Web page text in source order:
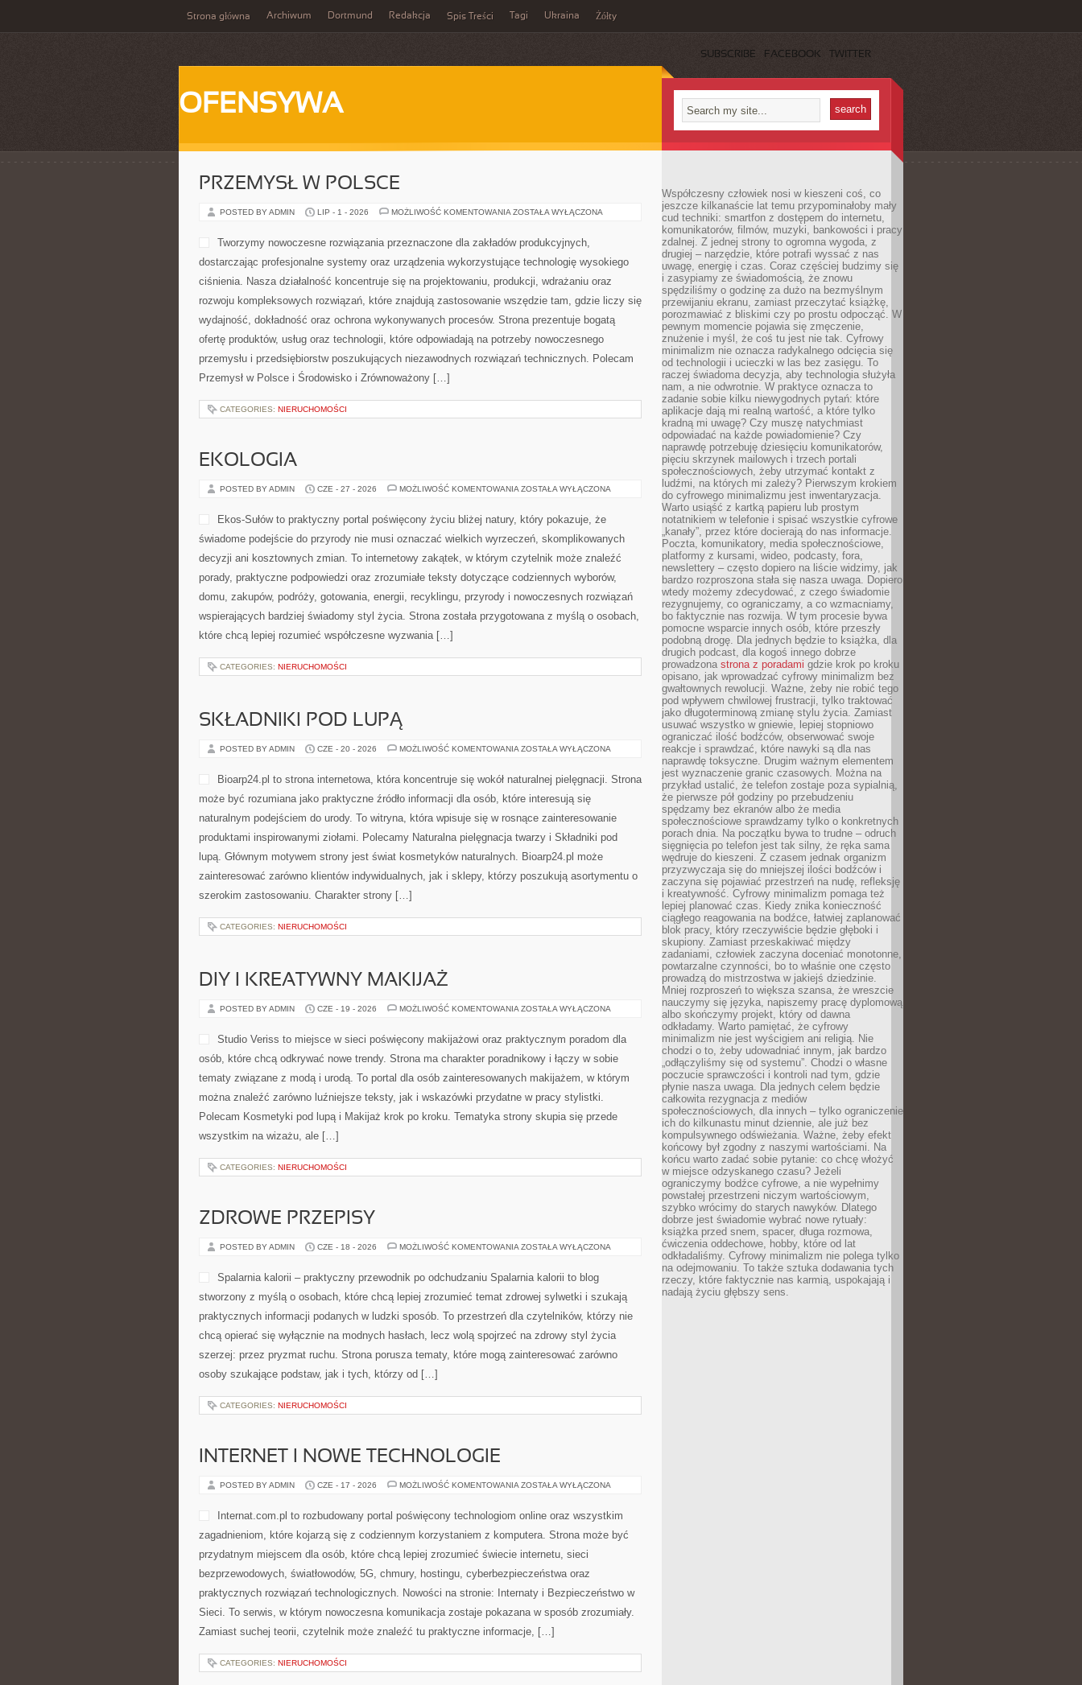
Strona główna Archiwum Dortmund Redakcja Spis Treści Tagi Ukraina Żółty
SUBSCRIBE FACEBOOK TWITTER
OFENSYWA
PRZEMYSŁ W POLSCE
POSTED BY ADMIN LIP - 1 - 2026 MOŻLIWOŚĆ KOMENTOWANIA PRZEMYSŁ
ZOSTAŁA WYŁĄCZONA
Tworzymy nowoczesne rozwiązania przeznaczone dla zakładów produkcyjnych,
dostarczając profesjonalne systemy oraz urządzenia wykorzystujące technologię wysokiego
ciśnienia. Nasza działalność koncentruje się na projektowaniu, produkcji, wdrażaniu oraz
rozwoju kompleksowych rozwiązań, które znajdują zastosowanie wszędzie tam, gdzie liczy się
wydajność, dokładność oraz ochrona wykonywanych procesów. Strona prezentuje bogatą
ofertę produktów, usług oraz technologii, które odpowiadają na potrzeby nowoczesnego
przemysłu i przedsiębiorstw poszukujących niezawodnych rozwiązań technicznych. Polecam
Przemysł w Polsce i Środowisko i Zrównoważony […]
CATEGORIES: NIERUCHOMOŚCI
EKOLOGIA
POSTED BY ADMIN CZE - 27 - 2026 MOŻLIWOŚĆ KOMENTOWANIA EKOLOGIA
ZOSTAŁA WYŁĄCZONA
Ekos-Sułów to praktyczny portal poświęcony życiu bliżej natury, który pokazuje, że
świadome podejście do przyrody nie musi oznaczać wielkich wyrzeczeń, skomplikowanych
decyzji ani kosztownych zmian. To internetowy zakątek, w którym czytelnik może znaleźć
porady, praktyczne podpowiedzi oraz zrozumiałe teksty dotyczące codziennych wyborów,
domu, zakupów, podróży, gotowania, energii, recyklingu, przyrody i nowoczesnych rozwiązań
wspierających bardziej świadomy styl życia. Strona została przygotowana z myślą o osobach,
które chcą lepiej rozumieć współczesne wyzwania […]
CATEGORIES: NIERUCHOMOŚCI
SKŁADNIKI POD LUPĄ
POSTED BY ADMIN CZE - 20 - 2026 MOŻLIWOŚĆ KOMENTOWANIA SKŁADNIKI
ZOSTAŁA WYŁĄCZONA
Bioarp24.pl to strona internetowa, która koncentruje się wokół naturalnej pielęgnacji. Strona
może być rozumiana jako praktyczne źródło informacji dla osób, które interesują się
naturalnym podejściem do urody. To witryna, która wpisuje się w rosnące zainteresowanie
produktami inspirowanymi ziołami. Polecamy Naturalna pielęgnacja twarzy i Składniki pod
lupą. Głównym motywem strony jest świat kosmetyków naturalnych. Bioarp24.pl może
zainteresować zarówno klientów indywidualnych, jak i sklepy, którzy poszukują asortymentu o
szerokim zastosowaniu. Charakter strony […]
CATEGORIES: NIERUCHOMOŚCI
DIY I KREATYWNY MAKIJAŻ
POSTED BY ADMIN CZE - 19 - 2026 MOŻLIWOŚĆ KOMENTOWANIA DIY
MAKIJAŻ
ZOSTAŁA WYŁĄCZONA
Studio Veriss to miejsce w sieci poświęcony makijażowi oraz praktycznym poradom dla
osób, które chcą odkrywać nowe trendy. Strona ma charakter poradnikowy i łączy w sobie
tematy związane z modą i urodą. To portal dla osób zainteresowanych makijażem, w którym
można znaleźć zarówno luźniejsze teksty, jak i wskazówki przydatne w pracy stylistki.
Polecam Kosmetyki pod lupą i Makijaż krok po kroku. Tematyka strony skupia się przede
wszystkim na wizażu, ale […]
CATEGORIES: NIERUCHOMOŚCI
ZDROWE PRZEPISY
POSTED BY ADMIN CZE - 18 - 2026 MOŻLIWOŚĆ KOMENTOWANIA ZDROWE
ZOSTAŁA WYŁĄCZONA
Spalarnia kalorii – praktyczny przewodnik po odchudzaniu Spalarnia kalorii to blog
stworzony z myślą o osobach, które chcą lepiej zrozumieć temat zdrowej sylwetki i szukają
praktycznych informacji podanych w ludzki sposób. To przestrzeń dla czytelników, którzy nie
chcą opierać się wyłącznie na modnych hasłach, lecz wolą spojrzeć na zdrowy styl życia
szerzej: przez pryzmat ruchu. Strona porusza tematy, które mogą zainteresować zarówno
osoby szukające podstaw, jak i tych, którzy od […]
CATEGORIES: NIERUCHOMOŚCI
INTERNET I NOWE TECHNOLOGIE
POSTED BY ADMIN CZE - 17 - 2026 MOŻLIWOŚĆ KOMENTOWANIA INTERNET
TECHNOLOGIE
ZOSTAŁA WYŁĄCZONA
Internat.com.pl to rozbudowany portal poświęcony technologiom online oraz wszystkim
zagadnieniom, które kojarzą się z codziennym korzystaniem z komputera. Strona może być
przydatnym miejscem dla osób, które chcą lepiej zrozumieć świecie internetu, sieci
bezprzewodowych, światłowodów, 5G, chmury, hostingu, cyberbezpieczeństwa oraz
praktycznych rozwiązań technologicznych. Nowości na stronie: Internaty i Bezpieczeństwo w
Sieci. To serwis, w którym nowoczesna komunikacja zostaje pokazana w sposób zrozumiały.
Zamiast suchej teorii, czytelnik może znaleźć tu praktyczne informacje, […]
CATEGORIES: NIERUCHOMOŚCI
Współczesny człowiek nosi w kieszeni coś, co
jeszcze kilkanaście lat temu przypominałoby mały
cud techniki: smartfon z dostępem do internetu,
komunikatorów, filmów, muzyki, bankowości i pracy
zdalnej. Z jednej strony to ogromna wygoda, z
drugiej – narzędzie, które potrafi wyssać z nas
uwagę, energię i czas. Coraz częściej budzimy się
i zasypiamy ze świadomością, że znowu
spędziliśmy o godzinę za dużo na bezmyślnym
przewijaniu ekranu, zamiast przeczytać książkę,
porozmawiać z bliskimi czy po prostu odpocząć. W
pewnym momencie pojawia się zmęczenie,
znużenie i myśl, że coś tu jest nie tak. Cyfrowy
minimalizm nie oznacza radykalnego odcięcia się
od technologii i ucieczki w las bez zasięgu. To
raczej świadoma decyzja, aby technologia służyła
nam, a nie odwrotnie. W praktyce oznacza to
zadanie sobie kilku niewygodnych pytań: które
aplikacje dają mi realną wartość, a które tylko
kradną mi uwagę? Czy muszę natychmiast
odpowiadać na każde powiadomienie? Czy
naprawdę potrzebuję dziesięciu komunikatorów,
pięciu skrzynek mailowych i trzech portali
społecznościowych, żeby utrzymać kontakt z
ludźmi, na których mi zależy? Pierwszym krokiem
do cyfrowego minimalizmu jest inwentaryzacja.
Warto usiąść z kartką papieru lub prostym
notatnikiem w telefonie i spisać wszystkie cyfrowe
„kanały”, przez które docierają do nas informacje.
Poczta, komunikatory, media społecznościowe,
platformy z kursami, wideo, podcasty, fora,
newslettery – często dopiero na liście widzimy, jak
bardzo rozproszona stała się nasza uwaga. Dopiero
wtedy możemy zdecydować, z czego świadomie
rezygnujemy, co ograniczamy, a co wzmacniamy,
bo faktycznie nas rozwija. W tym procesie bywa
pomocne wsparcie innych osób, które przeszły
podobną drogę. Dla jednych będzie to książka, dla
drugich podcast, dla kogoś innego dobrze
prowadzona strona z poradami gdzie krok po kroku
opisano, jak wprowadzać cyfrowy minimalizm bez
gwałtownych rewolucji. Ważne, żeby nie robić tego
pod wpływem chwilowej frustracji, tylko traktować
jako długoterminową zmianę stylu życia. Zamiast
usuwać wszystko w gniewie, lepiej stopniowo
ograniczać ilość bodźców, obserwować swoje
reakcje i sprawdzać, które nawyki są dla nas
naprawdę toksyczne. Drugim ważnym elementem
jest wyznaczenie granic czasowych. Można na
przykład ustalić, że telefon zostaje poza sypialnią,
że pierwsze pół godziny po przebudzeniu
spędzamy bez ekranów albo że media
społecznościowe sprawdzamy tylko o konkretnych
porach dnia. Na początku bywa to trudne – odruch
sięgnięcia po telefon jest tak silny, że ręka sama
wędruje do kieszeni. Z czasem jednak organizm
przyzwyczaja się do mniejszej ilości bodźców i
zaczyna się pojawiać przestrzeń na nudę, refleksję
i kreatywność. Cyfrowy minimalizm pomaga też
lepiej planować czas. Kiedy znika konieczność
ciągłego reagowania na bodźce, łatwiej zaplanować
blok pracy, który rzeczywiście będzie głęboki i
skupiony. Zamiast przeskakiwać między
zadaniami, człowiek zaczyna doceniać monotonne,
powtarzalne czynności, bo to właśnie one często
prowadzą do mistrzostwa w jakiejś dziedzinie.
Mniej rozproszeń to większa szansa, że wreszcie
nauczymy się języka, napiszemy pracę dyplomową
albo skończymy projekt, który od dawna
odkładamy. Warto pamiętać, że cyfrowy
minimalizm nie jest wyścigiem ani religią. Nie
chodzi o to, żeby udowadniać innym, jak bardzo
„odłączyliśmy się od systemu”. Chodzi o własne
poczucie sprawczości i kontroli nad tym, gdzie
płynie nasza uwaga. Dla jednych celem będzie
całkowita rezygnacja z mediów
społecznościowych, dla innych – tylko ograniczenie
ich do kilkunastu minut dziennie, ale już bez
kompulsywnego odświeżania. Ważne, żeby efekt
końcowy był zgodny z naszymi wartościami. Na
końcu warto zadać sobie pytanie: co chcę włożyć
w miejsce odzyskanego czasu? Jeżeli
ograniczymy bodźce cyfrowe, a nie wypełnimy
powstałej przestrzeni niczym wartościowym,
szybko wrócimy do starych nawyków. Dlatego
dobrze jest świadomie wybrać nowe rytuały:
książka przed snem, spacer, długa rozmowa,
ćwiczenia oddechowe, hobby, które od lat
odkładaliśmy. Cyfrowy minimalizm nie polega tylko
na odejmowaniu. To także sztuka dodawania tych
rzeczy, które faktycznie nas karmią, uspokajają i
nadają życiu głębszy sens.